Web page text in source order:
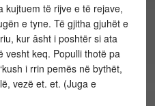
kujtuem të rijve e të rejave,
e tyne. Të gjitha gjuhët e
kur âsht i poshtër si ata
vesht keq. Populli thotë pa
i rrin pemës në bythët,
vezë et. et. (Juga e